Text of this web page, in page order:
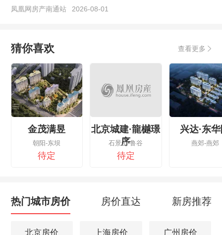
凤凰网房产南通站 2026-08-01
猜你喜欢 查看更多
金茂满昱
朝阳-东坝
待定
北京城建·龍樾璟
序
石景山-鲁谷
待定
兴达·东
燕郊-燕郊
热门城市房价 房价直达 新房推荐
北京房价 上海房价 广州房价